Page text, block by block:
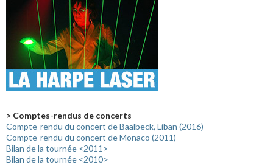
> Comptes-rendus de concerts
Compte-rendu du concert de Baalbeck, Liban (2016)
Compte-rendu du concert de Monaco (2011)
Bilan de la tournée <2011>
Bilan de la tournée <2010>